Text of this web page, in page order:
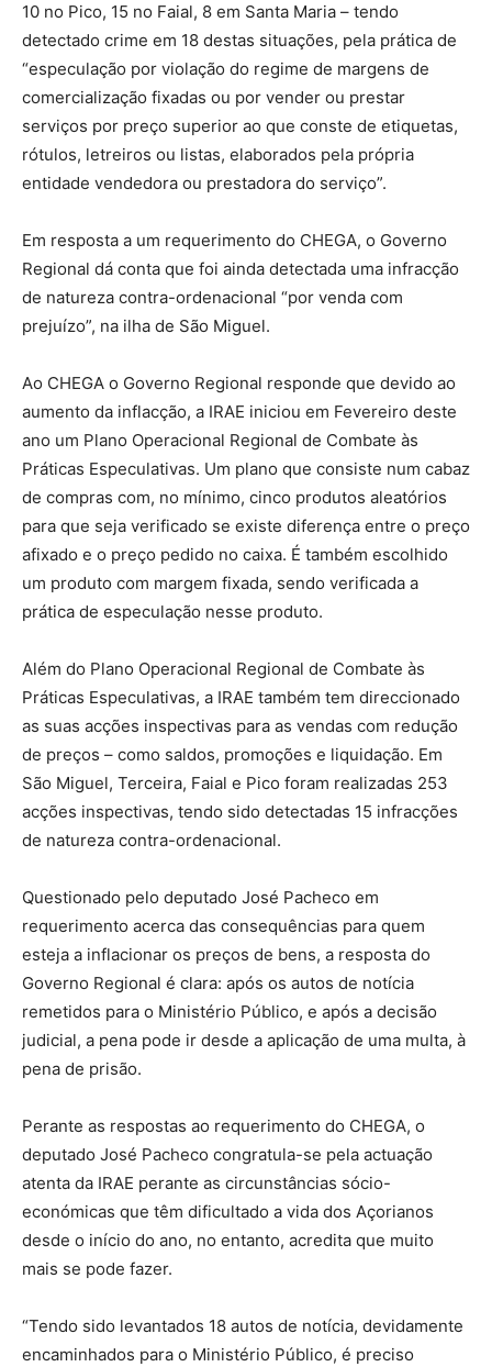
10 no Pico, 15 no Faial, 8 em Santa Maria – tendo
detectado crime em 18 destas situações, pela prática de
“especulação por violação do regime de margens de
comercialização fixadas ou por vender ou prestar
serviços por preço superior ao que conste de etiquetas,
rótulos, letreiros ou listas, elaborados pela própria
entidade vendedora ou prestadora do serviço”.
Em resposta a um requerimento do CHEGA, o Governo
Regional dá conta que foi ainda detectada uma infracção
de natureza contra-ordenacional “por venda com
prejuízo”, na ilha de São Miguel.
Ao CHEGA o Governo Regional responde que devido ao
aumento da inflacção, a IRAE iniciou em Fevereiro deste
ano um Plano Operacional Regional de Combate às
Práticas Especulativas. Um plano que consiste num cabaz
de compras com, no mínimo, cinco produtos aleatórios
para que seja verificado se existe diferença entre o preço
afixado e o preço pedido no caixa. É também escolhido
um produto com margem fixada, sendo verificada a
prática de especulação nesse produto.
Além do Plano Operacional Regional de Combate às
Práticas Especulativas, a IRAE também tem direccionado
as suas acções inspectivas para as vendas com redução
de preços – como saldos, promoções e liquidação. Em
São Miguel, Terceira, Faial e Pico foram realizadas 253
acções inspectivas, tendo sido detectadas 15 infracções
de natureza contra-ordenacional.
Questionado pelo deputado José Pacheco em
requerimento acerca das consequências para quem
esteja a inflacionar os preços de bens, a resposta do
Governo Regional é clara: após os autos de notícia
remetidos para o Ministério Público, e após a decisão
judicial, a pena pode ir desde a aplicação de uma multa, à
pena de prisão.
Perante as respostas ao requerimento do CHEGA, o
deputado José Pacheco congratula-se pela actuação
atenta da IRAE perante as circunstâncias sócio-
económicas que têm dificultado a vida dos Açorianos
desde o início do ano, no entanto, acredita que muito
mais se pode fazer.
“Tendo sido levantados 18 autos de notícia, devidamente
encaminhados para o Ministério Público, é preciso